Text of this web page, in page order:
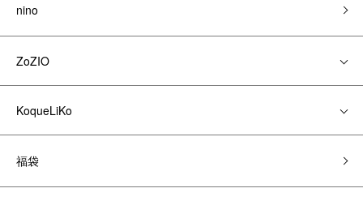
nino
ZoZIO
KoqueLiKo
福袋